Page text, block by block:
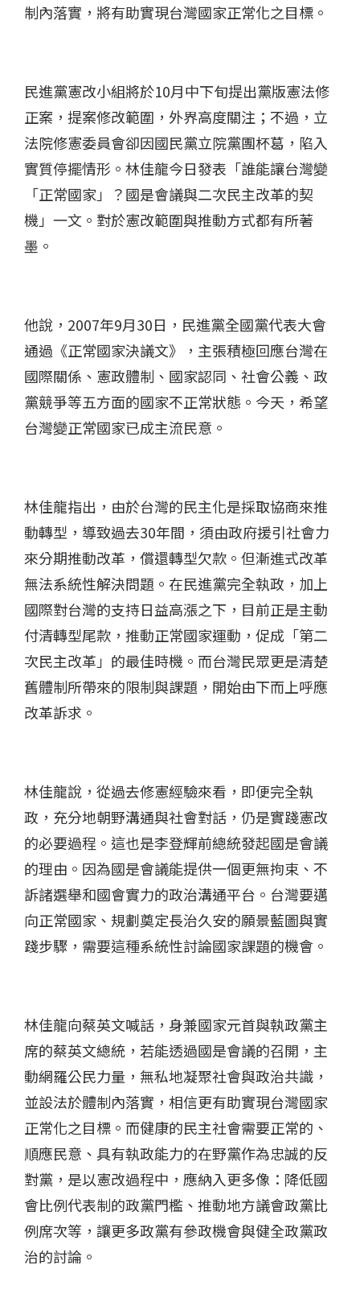
制內落實，將有助實現台灣國家正常化之目標。
民進黨憲改小組將於10月中下旬提出黨版憲法修
正案，提案修改範圍，外界高度關注；不過，立
法院修憲委員會卻因國民黨立院黨團杯葛，陷入
實質停擺情形。林佳龍今日發表「誰能讓台灣變
「正常國家」？國是會議與二次民主改革的契
機」一文。對於憲改範圍與推動方式都有所著
墨。
他說，2007年9月30日，民進黨全國黨代表大會
通過《正常國家決議文》，主張積極回應台灣在
國際關係、憲政體制、國家認同、社會公義、政
黨競爭等五方面的國家不正常狀態。今天，希望
台灣變正常國家已成主流民意。
林佳龍指出，由於台灣的民主化是採取協商來推
動轉型，導致過去30年間，須由政府援引社會力
來分期推動改革，償還轉型欠款。但漸進式改革
無法系統性解決問題。在民進黨完全執政，加上
國際對台灣的支持日益高漲之下，目前正是主動
付清轉型尾款，推動正常國家運動，促成「第二
次民主改革」的最佳時機。而台灣民眾更是清楚
舊體制所帶來的限制與課題，開始由下而上呼應
改革訴求。
林佳龍說，從過去修憲經驗來看，即便完全執
政，充分地朝野溝通與社會對話，仍是實踐憲改
的必要過程。這也是李登輝前總統發起國是會議
的理由。因為國是會議能提供一個更無拘束、不
訴諸選舉和國會實力的政治溝通平台。台灣要邁
向正常國家、規劃奠定長治久安的願景藍圖與實
踐步驟，需要這種系統性討論國家課題的機會。
林佳龍向蔡英文喊話，身兼國家元首與執政黨主
席的蔡英文總統，若能透過國是會議的召開，主
動網羅公民力量，無私地凝聚社會與政治共識，
並設法於體制內落實，相信更有助實現台灣國家
正常化之目標。而健康的民主社會需要正常的、
順應民意、具有執政能力的在野黨作為忠誠的反
對黨，是以憲改過程中，應納入更多像：降低國
會比例代表制的政黨門檻、推動地方議會政黨比
例席次等，讓更多政黨有參政機會與健全政黨政
治的討論。